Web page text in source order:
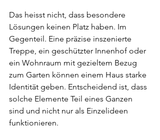
Das heisst nicht, dass besondere
Lösungen keinen Platz haben. Im
Gegenteil. Eine präzise inszenierte
Treppe, ein geschützter Innenhof oder
ein Wohnraum mit gezieltem Bezug
zum Garten können einem Haus starke
Identität geben. Entscheidend ist, dass
solche Elemente Teil eines Ganzen
sind und nicht nur als Einzelideen
funktionieren.